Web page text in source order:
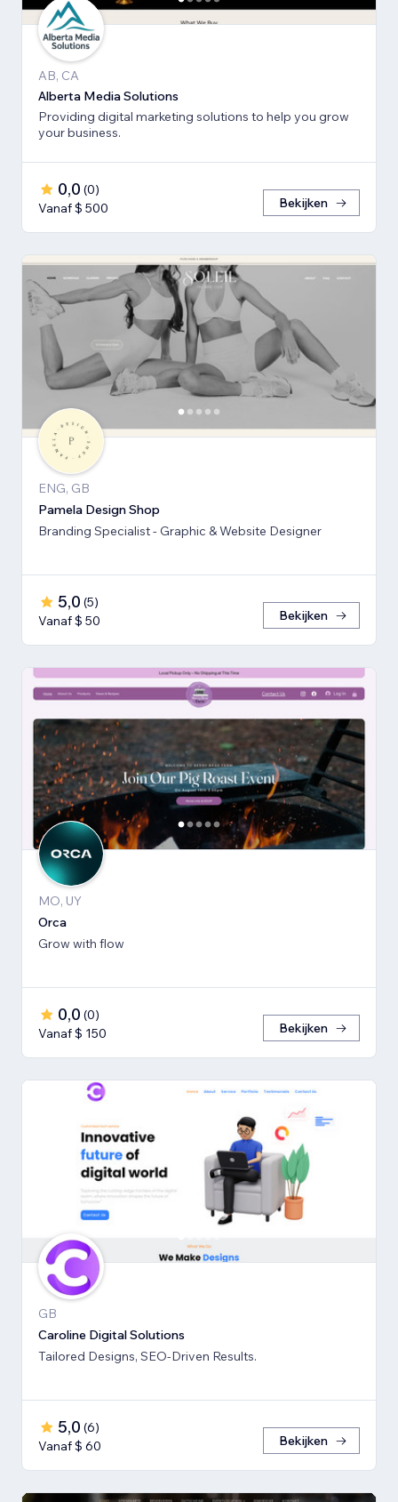
AB, CA
Alberta Media Solutions
Providing digital marketing solutions to help you grow
your business.
0,0 (0)
Vanaf $ 500
Bekijken
ENG, GB
Pamela Design Shop
Branding Specialist - Graphic & Website Designer
5,0 (5)
Vanaf $ 50
Bekijken
MO, UY
Orca
Grow with flow
0,0 (0)
Vanaf $ 150
Bekijken
GB
Caroline Digital Solutions
Tailored Designs, SEO-Driven Results.
5,0 (6)
Vanaf $ 60
Bekijken